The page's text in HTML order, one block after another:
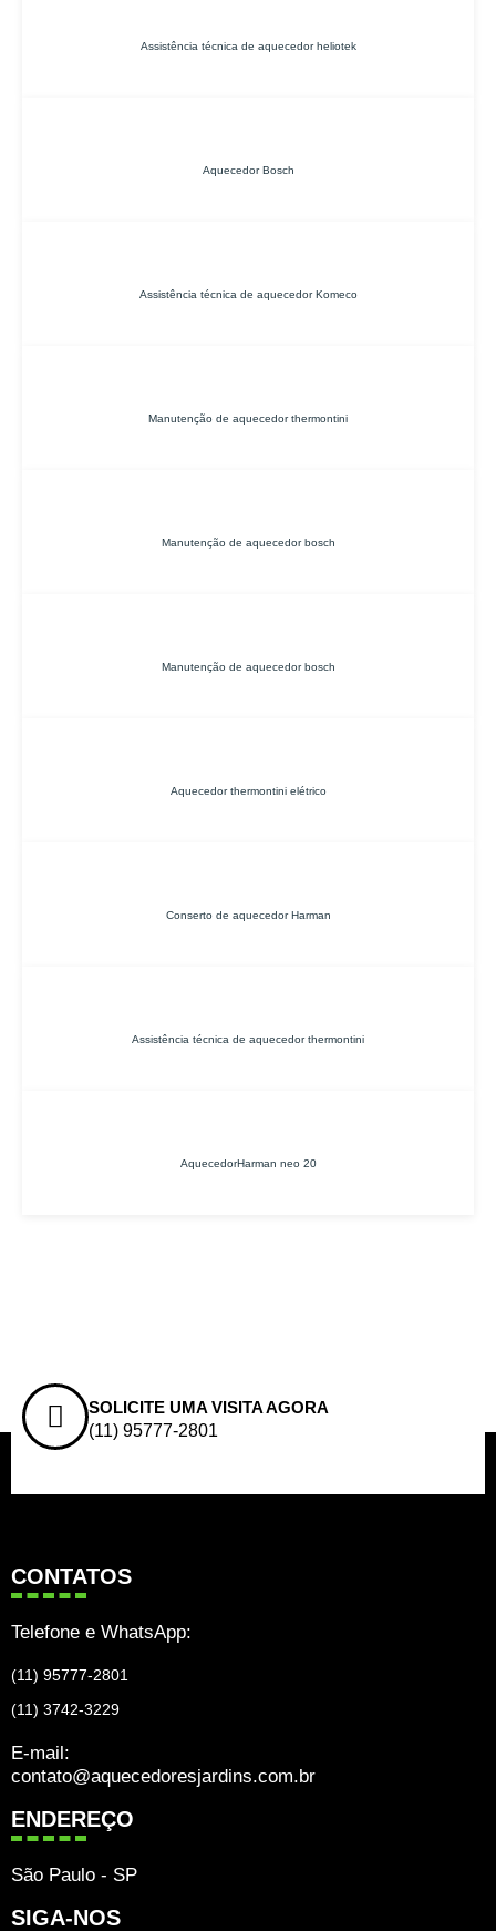
Assistência técnica de aquecedor heliotek
Aquecedor Bosch
Assistência técnica de aquecedor Komeco
Manutenção de aquecedor thermontini
Manutenção de aquecedor bosch
Manutenção de aquecedor bosch
Aquecedor thermontini elétrico
Conserto de aquecedor Harman
Assistência técnica de aquecedor thermontini
AquecedorHarman neo 20
SOLICITE UMA VISITA AGORA
(11) 95777-2801
CONTATOS
Telefone e WhatsApp:
(11) 95777-2801
(11) 3742-3229
E-mail:
contato@aquecedoresjardins.com.br
ENDEREÇO
São Paulo - SP
SIGA-NOS